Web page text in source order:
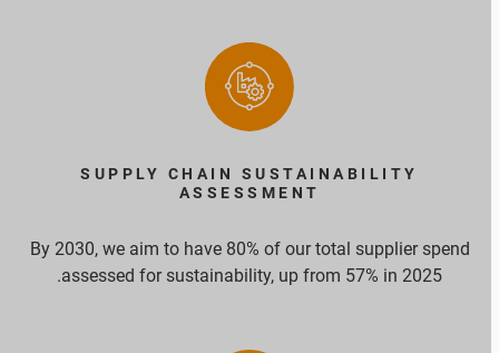
SUPPLY CHAIN SUSTAINABILITY
ASSESSMENT
By 2030, we aim to have 80% of our total supplier spend
assessed for sustainability, up from 57% in 2025.